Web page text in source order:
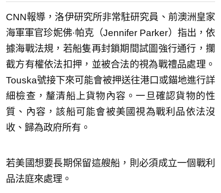
CNN報導，洛伊研究所非常駐研究員、前澳洲皇家
海軍軍官珍妮佛·帕克（Jennifer Parker）指出，依
據海戰法規，若船隻再封鎖期間試圖強行通行，攔
截方有權依法扣押，並被合法的視為戰禮品處理。
Touska號接下來可能會被押送往港口或錨地進行詳
細檢查，釐清船上貨物內容。一旦確認貨物的性
質、內容，該船可能會被美國視為戰利品依法沒
收、歸為政府所有。
若美國想要長期保留這艘船，則必須成立一個戰利
品法庭來處理。